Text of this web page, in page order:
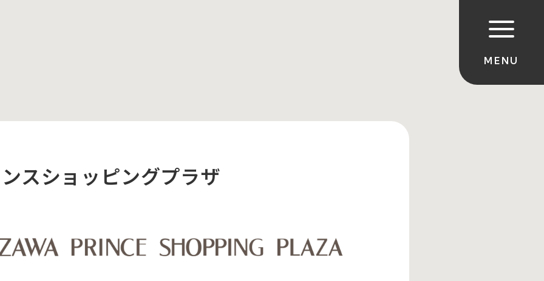
スショッピングプラザ